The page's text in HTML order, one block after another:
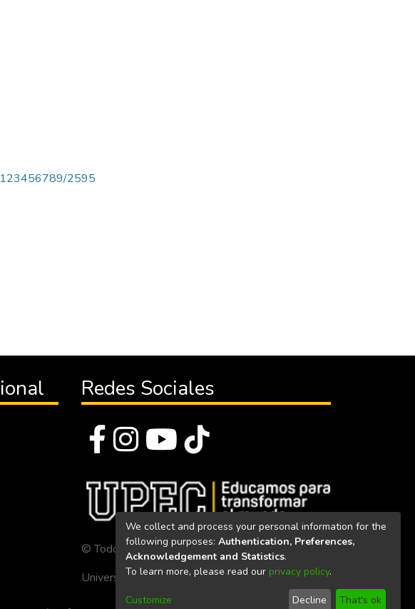
123456789/2595
Redes Sociales
© Todos los derechos reservados 2023
Universidad Politécnica Estatal del Carchi
We collect and process your personal information for the
following purposes: Authentication, Preferences,
Acknowledgement and Statistics.
To learn more, please read our privacy policy.
Customize Decline That's ok